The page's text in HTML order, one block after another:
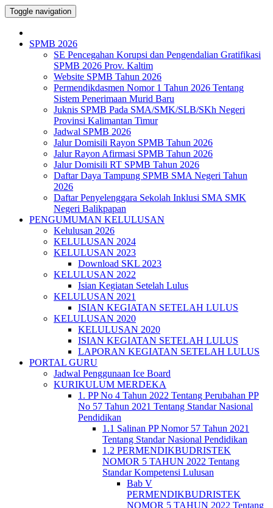
Toggle navigation
SPMB 2026
SE Pencegahan Korupsi dan Pengendalian Gratifikasi
SPMB 2026 Prov. Kaltim
Website SPMB Tahun 2026
Permendikdasmen Nomor 1 Tahun 2026 Tentang
Sistem Penerimaan Murid Baru
Juknis SPMB Pada SMA/SMK/SLB/SKh Negeri
Provinsi Kalimantan Timur
Jadwal SPMB 2026
Jalur Domisili Rayon SPMB Tahun 2026
Jalur Rayon Afirmasi SPMB Tahun 2026
Jalur Domisili RT SPMB Tahun 2026
Daftar Daya Tampung SPMB SMA Negeri Tahun
2026
Daftar Penyelenggara Sekolah Inklusi SMA SMK
Negeri Balikpapan
PENGUMUMAN KELULUSAN
Kelulusan 2026
KELULUSAN 2024
KELULUSAN 2023
Download SKL 2023
KELULUSAN 2022
Isian Kegiatan Setelah Lulus
KELULUSAN 2021
ISIAN KEGIATAN SETELAH LULUS
KELULUSAN 2020
KELULUSAN 2020
ISIAN KEGIATAN SETELAH LULUS
LAPORAN KEGIATAN SETELAH LULUS
PORTAL GURU
Jadwal Penggunaan Ice Board
KURIKULUM MERDEKA
1. PP No 4 Tahun 2022 Tentang Perubahan PP
No 57 Tahun 2021 Tentang Standar Nasional
Pendidikan
1.1 Salinan PP Nomor 57 Tahun 2021
Tentang Standar Nasional Pendidikan
1.2 PERMENDIKBUDRISTEK
NOMOR 5 TAHUN 2022 Tentang
Standar Kompetensi Lulusan
Bab V
PERMENDIKBUDRISTEK
NOMOR 5 TAHUN 2022 Tentang